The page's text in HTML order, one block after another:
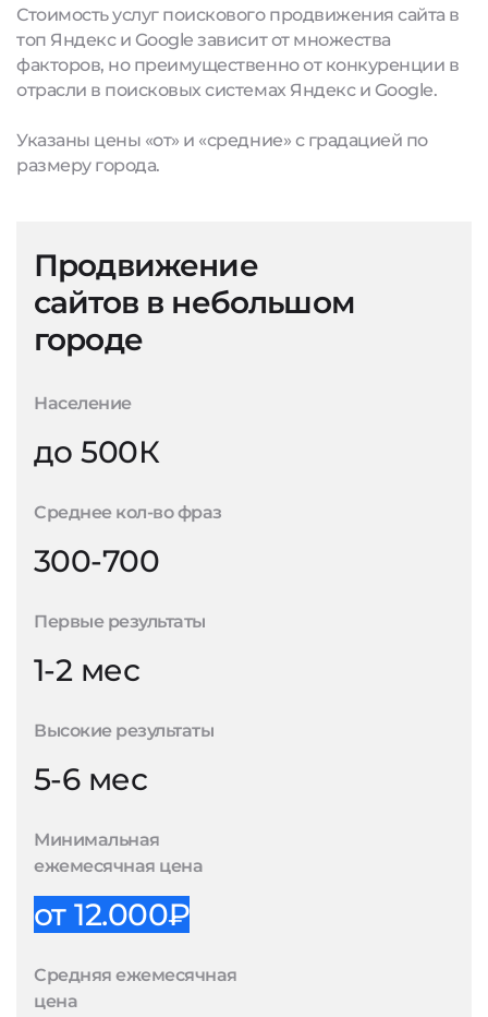
Стоимость услуг поискового продвижения сайта в
топ Яндекс и Google зависит от множества
факторов, но преимущественно от конкуренции в
отрасли в поисковых системах Яндекс и Google.
Указаны цены «от» и «средние» с градацией по
размеру города.
Продвижение
сайтов в небольшом
городе
Население
до 500К
Среднее кол-во фраз
300-700
Первые результаты
1-2 мес
Высокие результаты
5-6 мес
Минимальная
ежемесячная цена
от 12.000₽
Средняя ежемесячная
цена